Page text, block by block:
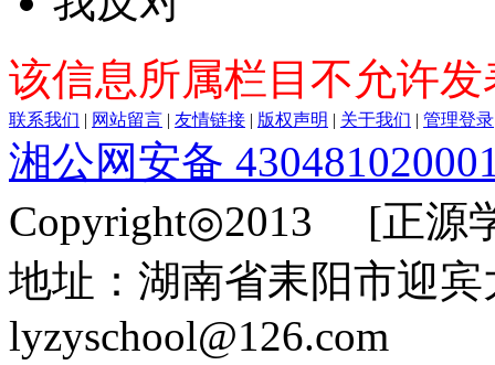
该信息所属栏目不允许
联系我们 | 网站留言 | 友情链接 | 版权声明 | 关于我们 | 管理登录
湘公网安备
Copyright◎2013 [正源
地址：湖南省耒阳市迎
lyzyschool@126.com